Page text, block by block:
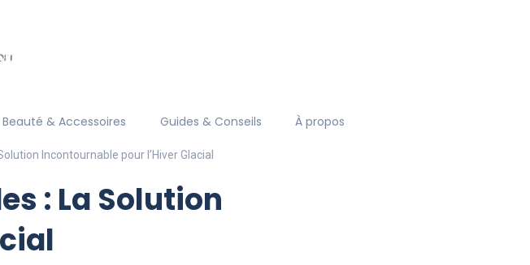
Beauté & Accessoires Guides & Conseils À propos
Incontournable pour l’Hiver Glacial
: La Solution